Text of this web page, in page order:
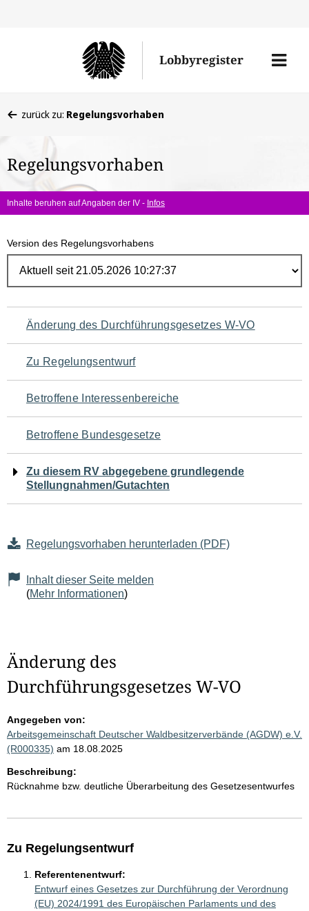
Lobbyregister
Menü
befinden
hier:
zurück zu: Regelungsvorhaben
Regelungsvorhaben
Inhalte beruhen auf Angaben der IV - Infos
Version des Regelungsvorhabens
Navigation
für
den
Seiteninhalt
Änderung des Durchführungsgesetzes W-VO
Zu Regelungsentwurf
Betroffene Interessenbereiche
Betroffene Bundesgesetze
Zu diesem RV abgegebene grundlegende
Stellungnahmen/Gutachten
Regelungsvorhaben herunterladen (PDF)
Inhalt dieser Seite melden
(Mehr Informationen)
Änderung des
Durchführungsgesetzes W-VO
Angegeben von:
Arbeitsgemeinschaft Deutscher Waldbesitzerverbände (AGDW) e.V.
(R000335) am 18.08.2025
Beschreibung:
Rücknahme bzw. deutliche Überarbeitung des Gesetzesentwurfes
Zu Regelungsentwurf
Referentenentwurf:
Entwurf eines Gesetzes zur Durchführung der Verordnung
(EU) 2024/1991 des Europäischen Parlaments und des